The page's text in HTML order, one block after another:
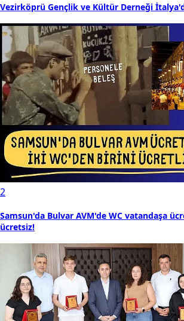
Vezirköprü Gençlik ve Kültür Derneği
2
Samsun'da Bulvar AVM'de WC vatandaşa
ücretsiz!